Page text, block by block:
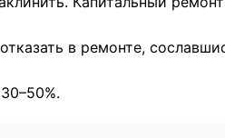
в ремонте,